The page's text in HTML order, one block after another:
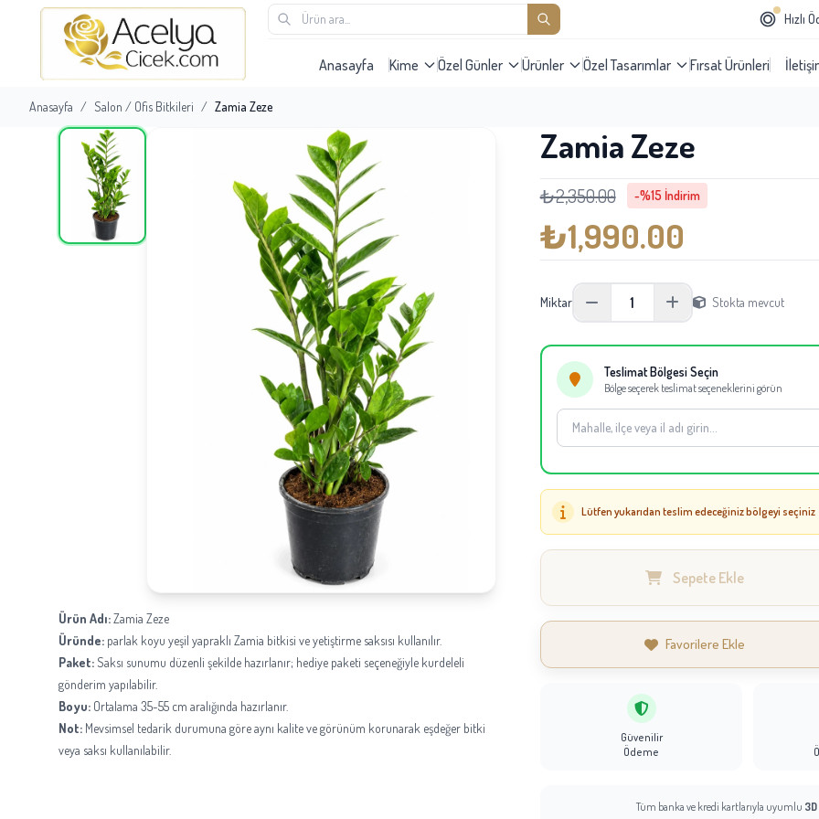
Hızlı
Anasayfa Kime Özel Günler Ürünler Özel Tasarımlar Fırsat Ürünleri
Anasayfa / Salon / Ofis Bitkileri / Zamia Zeze
Ürün Adı:Zamia Zeze
Üründe: parlak koyu yeşil yapraklı Zamia bitkisi ve yetiştirme saksısı kullanılır.
Paket: Saksı sunumu düzenli şekilde hazırlanır; hediye paketi seçeneğiyle kurdeleli
gönderim yapılabilir.
Boyu: Ortalama 35-55 cm aralığında hazırlanır.
Not: Mevsimsel tedarik durumuna göre aynı kalite ve görünüm korunarak eşdeğer bitki
veya saksı kullanılabilir.
Zamia Zeze
₺2,350.00 -%15 İndirim
₺1,990.00
Miktar 1 Stokta mevcut
Teslimat Bölgesi Seçin
Bölge seçerek teslimat seçeneklerini görün
Lütfen yukarıdan teslim edeceğiniz bölgeyi seçiniz
Sepete Ekle
Favorilere Ekle
Güvenilir
Ödeme
Tüm banka ve kredi kartlarıyla uyumlu